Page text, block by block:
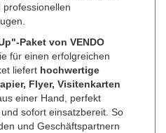
Paket von VENDO
für einen erfolgreichen
liefert hochwertige
Flyer, Visitenkarten
einer Hand, perfekt
sofort einsatzbereit. So
und Geschäftspartnern